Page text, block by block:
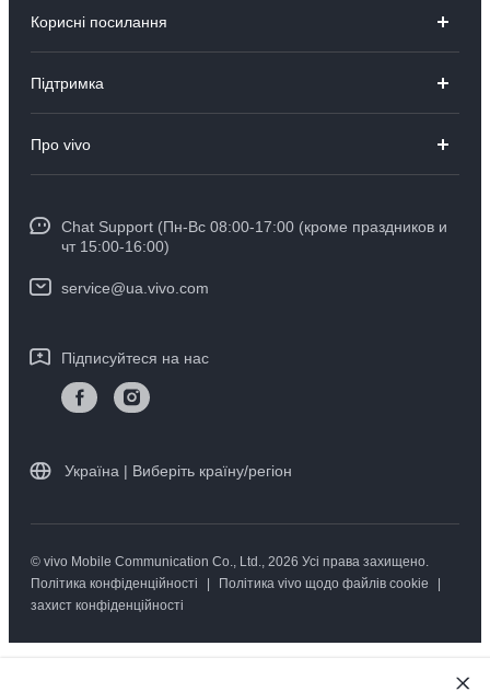
Корисні посилання
Y36
TWS2 ANC
TWS2e
Підтримка
IMEI автентифікація
Оновлення системи
Гарантійні інструкції vivo
Про vivo
Інформаційний центр
Юридична інформація
Центр конфіденційності компанії vivo
Стабільність
Chat Support (Пн-Вс 08:00-17:00 (кроме праздников и
чт 15:00-16:00)
service@ua.vivo.com
Підписуйтеся на нас
Україна | Виберіть країну/регіон
© vivo Mobile Communication Co., Ltd., 2026 Усі права захищено.
Політика конфіденційності
| Політика vivo щодо файлів cookie
|
захист конфіденційності